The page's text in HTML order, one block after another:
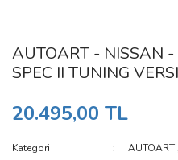
AUTOART - NISSAN -
SPEC II TUNING
20.495,00 TL
Kategori AUTOART ,